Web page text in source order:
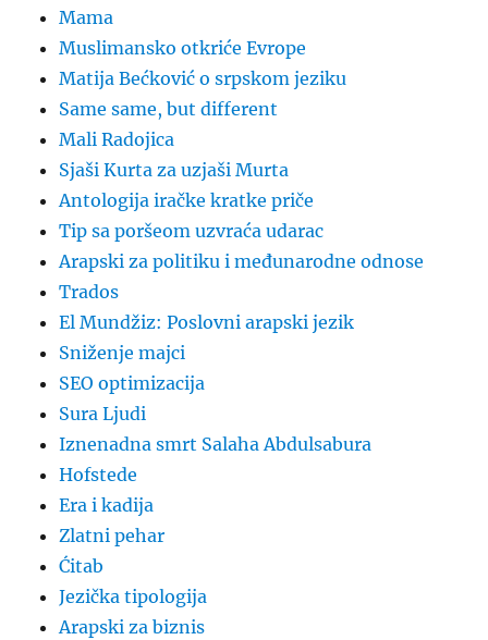
Mama
Muslimansko otkriće Evrope
Matija Bećković o srpskom jeziku
Same same, but different
Mali Radojica
Sjaši Kurta za uzjaši Murta
Antologija iračke kratke priče
Tip sa poršeom uzvraća udarac
Arapski za politiku i međunarodne odnose
Trados
El Mundžiz: Poslovni arapski jezik
Sniženje majci
SEO optimizacija
Sura Ljudi
Iznenadna smrt Salaha Abdulsabura
Hofstede
Era i kadija
Zlatni pehar
Ćitab
Jezička tipologija
Arapski za biznis